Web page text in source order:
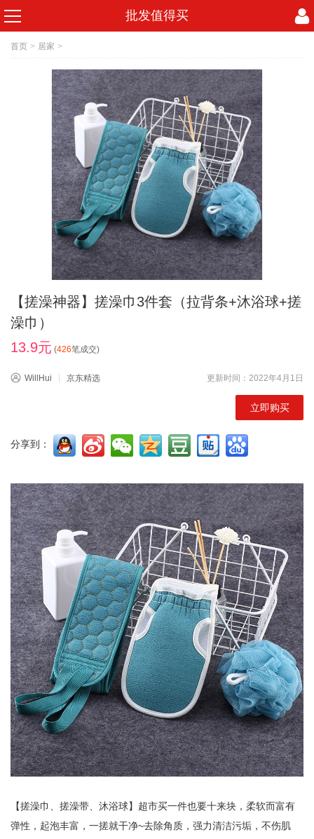
批发值得买
首页 > 居家 >
【搓澡神器】搓澡巾3件套（拉背条+沐浴球+搓
澡巾）
13.9元 (426笔成交)
WillHui 京东精选 更新时间：2022年4月1日
立即购买
分享到：
【搓澡巾、搓澡带、沐浴球】超市买一件也要十来块，柔软而富有
弹性，起泡丰富，一搓就干净~去除角质，强力清洁污垢，不伤肌